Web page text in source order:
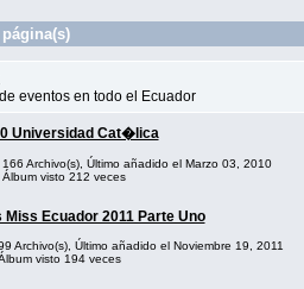
eventos en todo el Ecuador
Universidad Cat�lica
166 Archivo(s), Último añadido el Marzo 03, 2010
Álbum visto 212 veces
Miss Ecuador 2011 Parte Uno
Archivo(s), Último añadido el Noviembre 19, 2011
visto 194 veces